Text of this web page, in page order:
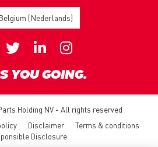
(Nederlands)
YOU GOING.
Holding NV - All rights reserved
Disclaimer
Terms & conditions
Disclosure